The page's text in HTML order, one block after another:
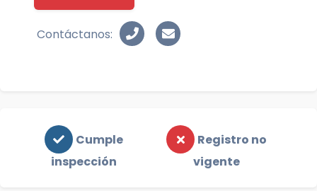
Contáctanos:
Cumple
inspección
Registro no
vigente